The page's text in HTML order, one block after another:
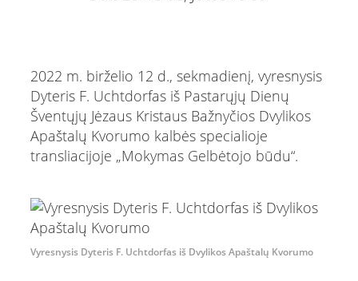
2022 m. birželio 12 d., sekmadienį, vyresnysis
Dyteris F. Uchtdorfas iš Pastarųjų Dienų
Šventųjų Jėzaus Kristaus Bažnyčios Dvylikos
Apaštalų Kvorumo kalbės specialioje
transliacijoje „Mokymas Gelbėtojo būdu“.
Vyresnysis Dyteris F. Uchtdorfas iš Dvylikos Apaštalų Kvorumo